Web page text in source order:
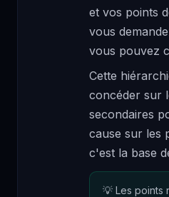
et vos points
vous
vous pouvez
Cette
concéder sur
secondaires
cause sur les
c'est la base
Les points